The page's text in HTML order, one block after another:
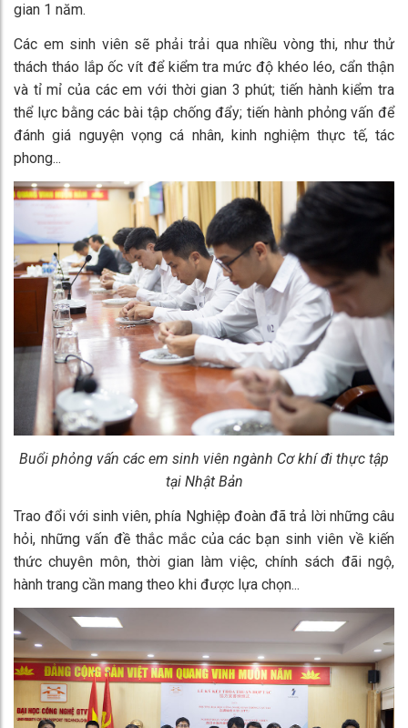
gian 1 năm.
Các em sinh viên sẽ phải trải qua nhiều vòng thi, như thử
thách tháo lắp ốc vít để kiểm tra mức độ khéo léo, cẩn thận
và tỉ mỉ của các em với thời gian 3 phút; tiến hành kiểm tra
thể lực bằng các bài tập chống đẩy; tiến hành phỏng vấn để
đánh giá nguyện vọng cá nhân, kinh nghiệm thực tế, tác
phong...
Buổi phỏng vấn các em sinh viên ngành Cơ khí đi thực tập
tại Nhật Bản
Trao đổi với sinh viên, phía Nghiệp đoàn đã trả lời những câu
hỏi, những vấn đề thắc mắc của các bạn sinh viên về kiến
thức chuyên môn, thời gian làm việc, chính sách đãi ngộ,
hành trang cần mang theo khi được lựa chọn...